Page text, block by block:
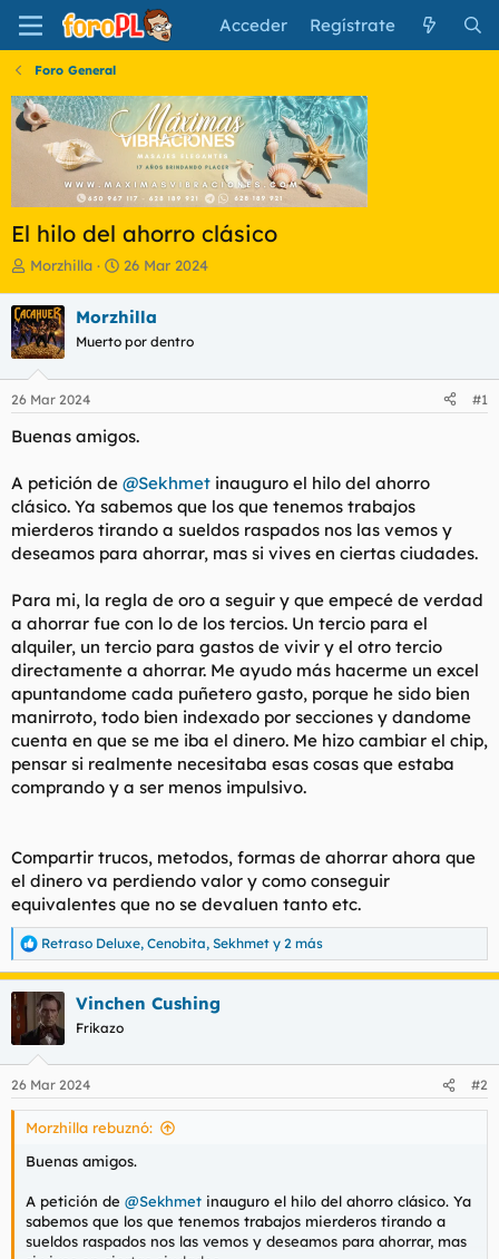
Acceder Regístrate
Foro General
El hilo del ahorro clásico
I
i
c
i
a
d
o
d
l
t
e
a
Morzhilla
F
h
a
e
i
i
o
26 Mar 2024
Morzhilla
Muerto por dentro
26 Mar 2024 #1
Buenas amigos.
A petición de @Sekhmet inauguro el hilo del ahorro
clásico. Ya sabemos que los que tenemos trabajos
mierderos tirando a sueldos raspados nos las vemos y
deseamos para ahorrar, mas si vives en ciertas ciudades.
Para mi, la regla de oro a seguir y que empecé de verdad
a ahorrar fue con lo de los tercios. Un tercio para el
alquiler, un tercio para gastos de vivir y el otro tercio
directamente a ahorrar. Me ayudo más hacerme un excel
apuntandome cada puñetero gasto, porque he sido bien
manirroto, todo bien indexado por secciones y dandome
cuenta en que se me iba el dinero. Me hizo cambiar el chip,
pensar si realmente necesitaba esas cosas que estaba
comprando y a ser menos impulsivo.
Compartir trucos, metodos, formas de ahorrar ahora que
el dinero va perdiendo valor y como conseguir
equivalentes que no se devaluen tanto etc.
R
e
a
c
c
i
e
s
Retraso Deluxe, Cenobita, Sekhmet y 2 más
Vinchen Cushing
Frikazo
26 Mar 2024 #2
Morzhilla rebuznó:
Buenas amigos.
A petición de @Sekhmet inauguro el hilo del ahorro clásico. Ya
sabemos que los que tenemos trabajos mierderos tirando a
sueldos raspados nos las vemos y deseamos para ahorrar, mas